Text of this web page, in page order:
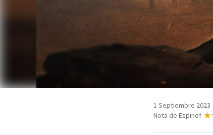
1 Septiembre 2023
Nota de Espinof